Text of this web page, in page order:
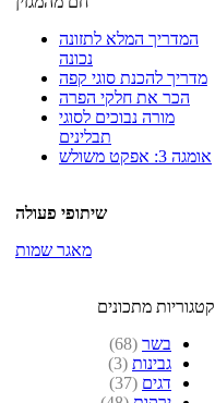
המדריך המלא לתזונה
נכונה
מדריך להכנת סוגי קפה
הכר את חלקי הפרה
מורה נבוכים לסוגי
תבלינים
אומגה 3: אפקט משולש
שיתופי פעולה
מאגר שמות
קטגוריות מתכונים
בשר (68)
גבינות (3)
דגים (37)